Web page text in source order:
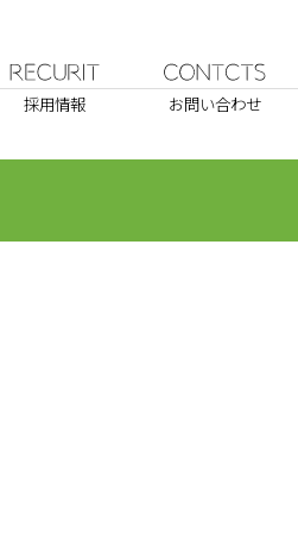
採用情報 お問い合わせ